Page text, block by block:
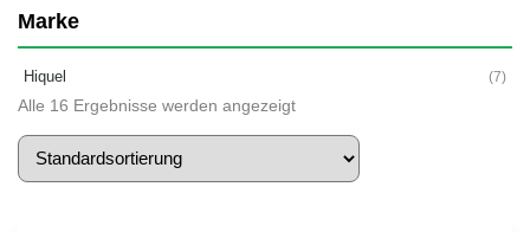
Marke
Hiquel (7)
Alle 16 Ergebnisse werden angezeigt